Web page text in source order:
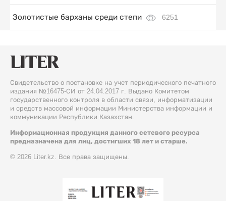
Золотистые барханы среди степи 6251
Свидетельство о постановке на учет периодического печатного
издания №16475-СИ от 24.04.2017 г. Выдано Комитетом
государственного контроля в области связи, информатизации
и средств массовой информации Министерства информации и
коммуникации Республики Казахстан.
Информационная продукция данного сетевого ресурса
предназначена для лиц, достигших 18 лет и старше.
© 2026 Liter.kz. Все права защищены.